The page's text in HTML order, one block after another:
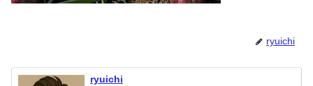
ryuichi
ryuichi